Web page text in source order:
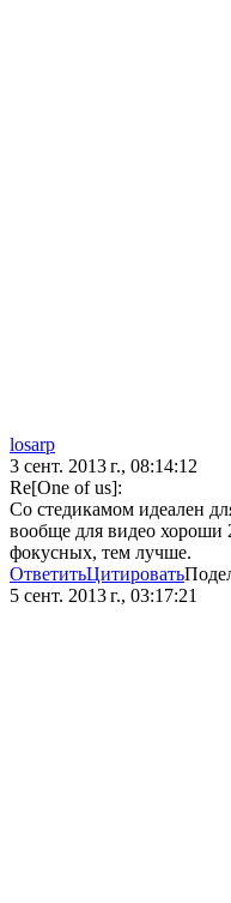
losarp
3 сент. 2013 г., 08:14:12
Re[One of us]:
Со стедикамом идеален
вообще для видео хороши
фокусных, тем лучше.
ОтветитьЦитировать
5 сент. 2013 г., 03:17:21